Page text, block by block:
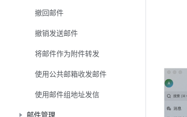
撤回邮件
撤销发送邮件
将邮件作为附件转发
使用公共邮箱收发邮件
使用邮件组地址发信
邮件管理